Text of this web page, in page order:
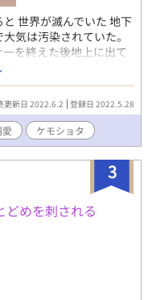
世界が滅んでいた 地下
気は汚染されていた。
を終えた後地上に出て
験室に異変があったと…
に急いで向かうと そこ
命体獣人×天才科学者 勢
ので遅いですごめんな
かも？ 他サイトにてキ
ひたすらイチャイチャ
更新日 2022.6.2 登録日 2022.5.28
ケモショタ
3
どめを刺される